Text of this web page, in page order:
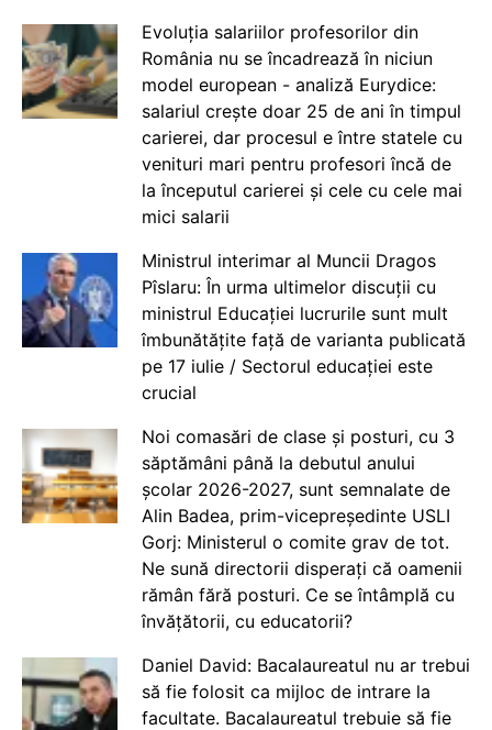
Evoluția salariilor profesorilor din
România nu se încadrează în niciun
model european - analiză Eurydice:
salariul crește doar 25 de ani în timpul
carierei, dar procesul e între statele cu
venituri mari pentru profesori încă de
la începutul carierei și cele cu cele mai
mici salarii
Ministrul interimar al Muncii Dragos
Pîslaru: În urma ultimelor discuții cu
ministrul Educației lucrurile sunt mult
îmbunătățite față de varianta publicată
pe 17 iulie / Sectorul educației este
crucial
Noi comasări de clase și posturi, cu 3
săptămâni până la debutul anului
școlar 2026-2027, sunt semnalate de
Alin Badea, prim-vicepreședinte USLI
Gorj: Ministerul o comite grav de tot.
Ne sună directorii disperați că oamenii
rămân fără posturi. Ce se întâmplă cu
învățătorii, cu educatorii?
Daniel David: Bacalaureatul nu ar trebui
să fie folosit ca mijloc de intrare la
facultate. Bacalaureatul trebuie să fie